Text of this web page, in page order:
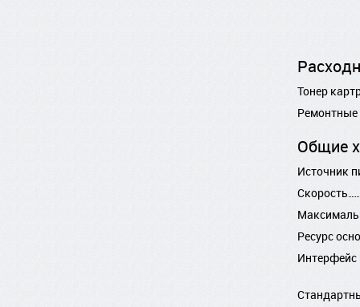
Тонер
Общие
Источник
Скорость
Ресурс
Интерфейс